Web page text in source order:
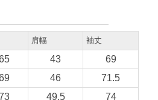
肩幅 袖丈
43
69
46
71.5
49.5 74